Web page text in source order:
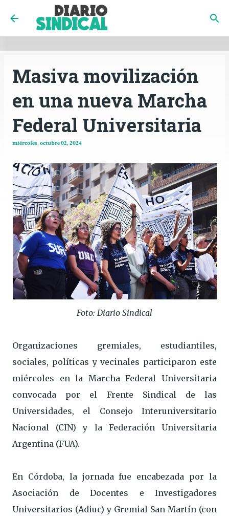
INICIO CÓRDOBA
Ir al contenido principal
Masiva movilización
en una nueva Marcha
Federal Universitaria
miércoles, octubre 02, 2024
Foto: Diario Sindical
Organizaciones gremiales, estudiantiles,
sociales, políticas y vecinales participaron este
miércoles en la Marcha Federal Universitaria
convocada por el Frente Sindical de las
Universidades, el Consejo Interuniversitario
Nacional (CIN) y la Federación Universitaria
Argentina (FUA).
En Córdoba, la jornada fue encabezada por la
Asociación de Docentes e Investigadores
Universitarios (Adiuc) y Gremial San Martín (con